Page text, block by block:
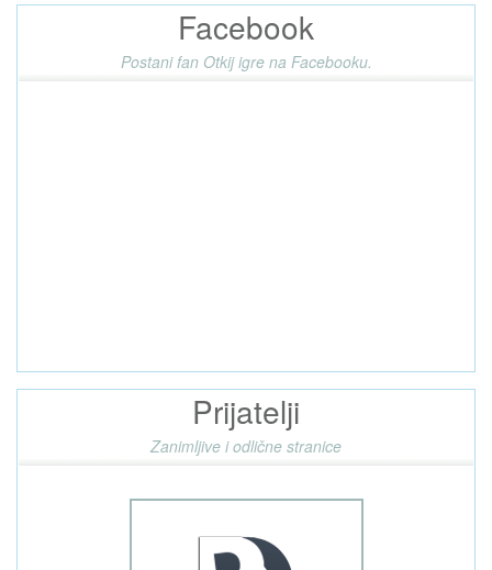
Facebook
Postani fan Otkij igre na Facebooku.
Prijatelji
Zanimljive i odlične stranice